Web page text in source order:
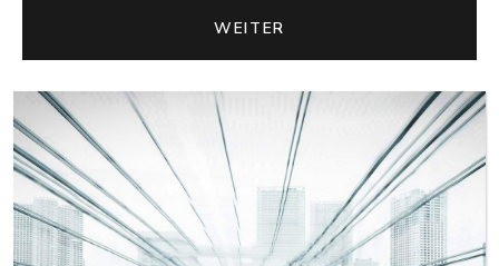
WEITER